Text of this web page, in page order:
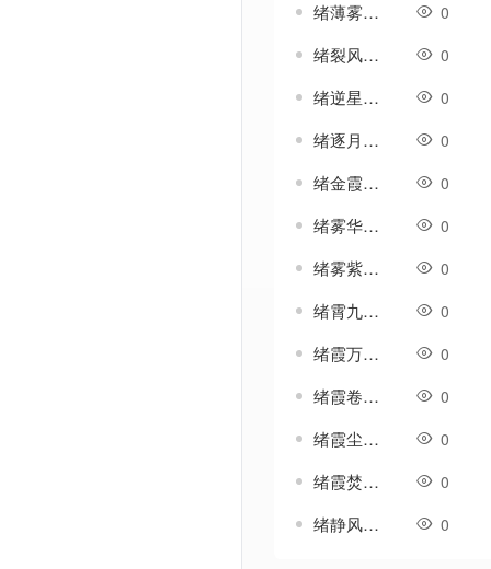
绪薄雾-法宝-四格-斗笠-生肖等特殊素材 0
绪裂风-法宝-四格-斗笠-生肖等特殊素材 0
绪逆星-法宝-四格-斗笠-生肖等特殊素材 0
绪逐月-法宝-四格-斗笠-生肖等特殊素材 0
绪金霞-法宝-四格-斗笠-生肖等特殊素材 0
绪雾华-法宝-四格-斗笠-生肖等特殊素材 0
绪雾紫-法宝-四格-斗笠-生肖等特殊素材 0
绪霄九-法宝-四格-斗笠-生肖等特殊素材 0
绪霞万-法宝-四格-斗笠-生肖等特殊素材 0
绪霞卷-法宝-四格-斗笠-生肖等特殊素材 0
绪霞尘-法宝-四格-斗笠-生肖等特殊素材 0
绪霞焚-法宝-四格-斗笠-生肖等特殊素材 0
绪静风-法宝-四格-斗笠-生肖等特殊素材 0